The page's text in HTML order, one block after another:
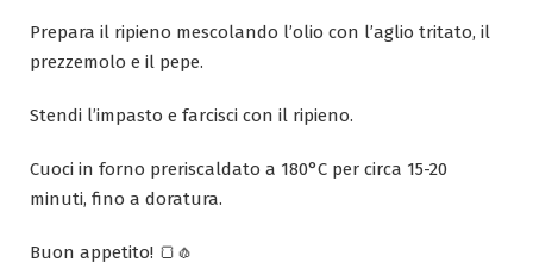
Prepara il ripieno mescolando l’olio con l’aglio tritato, il
prezzemolo e il pepe.
Stendi l’impasto e farcisci con il ripieno.
Cuoci in forno preriscaldato a 180°C per circa 15-20
minuti, fino a doratura.
Buon appetito! 🍞🧄